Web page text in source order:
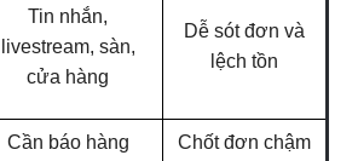
Tin nhắn,
livestream, sàn,
cửa hàng
Dễ sót đơn và
lệch tồn
Cần báo hàng
Chốt đơn chậm